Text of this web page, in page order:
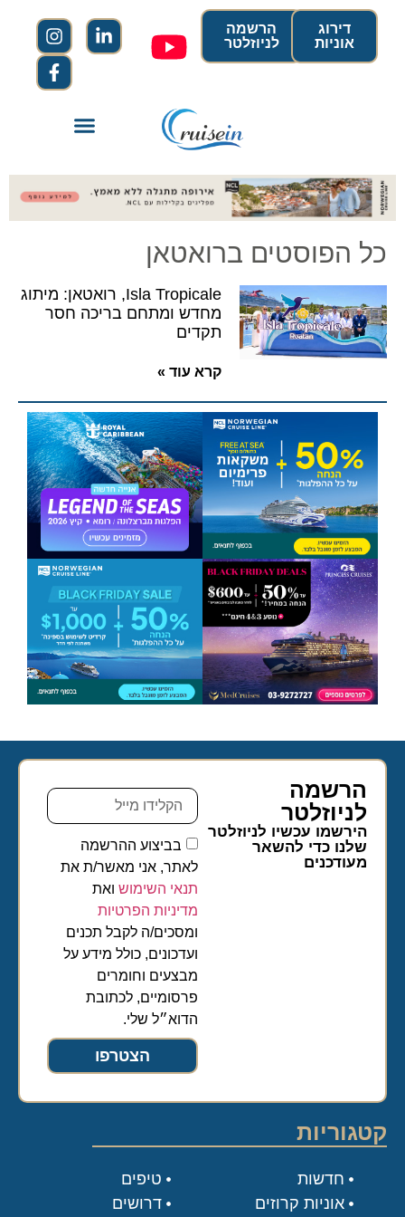
הרשמה
לניוזלטר
דירוג
אוניות
כל הפוסטים ברואטאן
Isla Tropicale, רואטאן: מיתוג
מחדש ומתחם בריכה חסר
תקדים
קרא עוד »
הרשמה
לניוזלטר​
הירשמו עכשיו לניוזלטר
שלנו כדי להשאר
מעודכנים
בביצוע ההרשמה
לאתר, אני מאשר/ת את
תנאי השימושואת
מדיניות הפרטיות
ומסכים/ה לקבל תכנים
ועדכונים, כולל מידע על
מבצעים וחומרים
פרסומיים, לכתובת
הדוא״ל שלי.
הצטרפו
קטגוריות
טיפים
דרושים
חדשות
אוניות קרוזים